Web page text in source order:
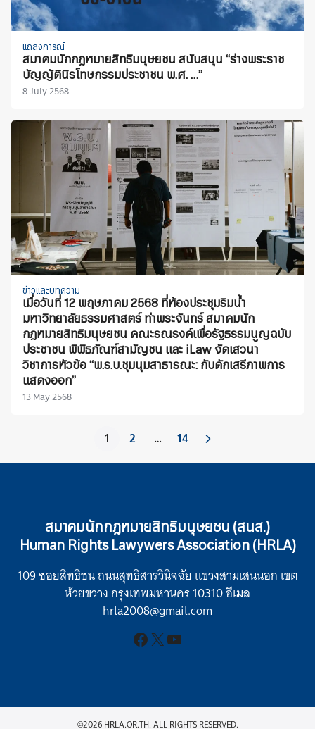
แถลงการณ์
สมาคมนักกฎหมายสิทธิมนุษยชน สนับสนุน “ร่างพระราช
บัญญัตินิรโทษกรรมประชาชน พ.ศ. …”
8 July 2568
ข่าวและบทความ
เมื่อวันที่ 12 พฤษภาคม 2568 ที่ห้องประชุมริมน้ำ
มหาวิทยาลัยธรรมศาสตร์ ท่าพระจันทร์ สมาคมนัก
กฎหมายสิทธิมนุษยชน คณะรณรงค์เพื่อรัฐธรรมนูญฉบับ
ประชาชน พิพิธภัณฑ์สามัญชน และ iLaw จัดเสวนา
วิชาการหัวข้อ “พ.ร.บ.ชุมนุมสาธารณะ: กับดักเสรีภาพการ
แสดงออก”
13 May 2568
1 2 … 14
สมาคมนักกฎหมายสิทธิมนุษยชน (สนส.)
Human Rights Lawywers Association (HRLA)
109 ซอยสิทธิชน ถนนสุทธิสารวินิจฉัย แขวงสามเสนนอก เขต
ห้วยขวาง กรุงเทพมหานคร 10310 อีเมล
hrla2008@gmail.com
Facebook
X YouTube
©2026 HRLA.OR.TH. ALL RIGHTS RESERVED.